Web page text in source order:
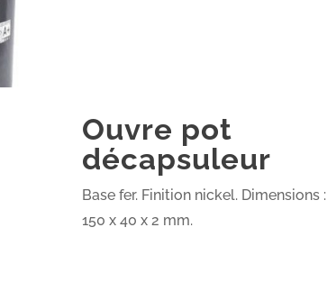
Ouvre pot
décapsuleur
Base fer. Finition nickel. Dimensions :
150 x 40 x 2 mm.